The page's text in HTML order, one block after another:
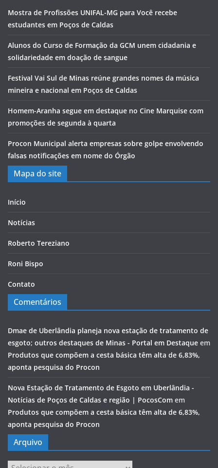
Mostra de Profissões UNIFAL-MG para Você recebe
estudantes em Poços de Caldas
Alunos do Curso de Formação da GCM unem cidadania e
solidariedade em doação de sangue
Festival Vai Sul de Minas reúne grandes nomes da música
mineira e nacional em Poços de Caldas
Homem-Aranha segue em destaque no Cine Marquise com
promoções de segunda à quarta
Procon Municipal alerta empresas sobre golpe envolvendo
falsas notificações em nome do Órgão
Mapa do site
Início
Notícias
Roberto Tereziano
Roni Bispo
Contato
Comentários
Dmae de Uberlândia planeja nova estação de tratamento de
esgoto; outros destaques de Minas - Portal em Destaque em
Produtos que compõem a cesta básica têm alta de 6,83%,
aponta pesquisa do Procon
Nova Estação de Tratamento de Esgoto em Uberlândia -
Notícias de Poços de Caldas e região | PocosCom em
Produtos que compõem a cesta básica têm alta de 6,83%,
aponta pesquisa do Procon
Arquivo